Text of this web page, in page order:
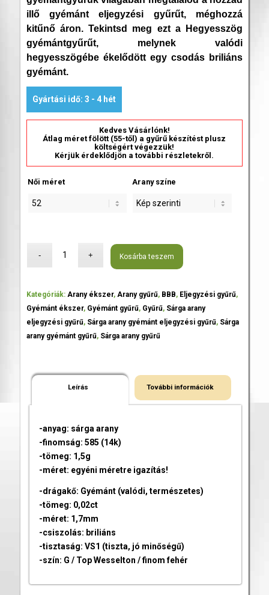
illő gyémánt eljegyzési gyűrűt, méghozzá
kitűnő áron. Tekintsd meg ezt a Hegyesszög
gyémántgyűrűt, melynek valódi
hegyesszögébe ékelődött egy csodás briliáns
gyémánt.
Gyártási idő: 3 - 4 hét
Kedves Vásárlónk!
Átlag méret fölött (55-től) a gyűrű készítést plusz
költségért végezzük!
Kérjük érdeklődjön a további részletekről.
Női méret Arany színe
Kosárba teszem
Kategóriák: Arany ékszer, Arany gyűrű, BBB, Eljegyzési gyűrű,
Gyémánt ékszer, Gyémánt gyűrű, Gyűrű, Sárga arany
eljegyzési gyűrű, Sárga arany gyémánt eljegyzési gyűrű, Sárga
arany gyémánt gyűrű, Sárga arany gyűrű
Leírás További információk
-anyag: sárga arany
-finomság: 585 (14k)
-tömeg: 1,5g
-méret: egyéni méretre igazítás!
-drágakő: Gyémánt (valódi, természetes)
-tömeg: 0,02ct
-méret: 1,7mm
-csiszolás: briliáns
-tisztaság: VS1 (tiszta, jó minőségű)
-szín: G / Top Wesselton / finom fehér